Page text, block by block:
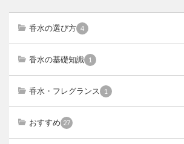
香水の選び方 4
香水の基礎知識 1
香水・フレグランス 1
おすすめ 27